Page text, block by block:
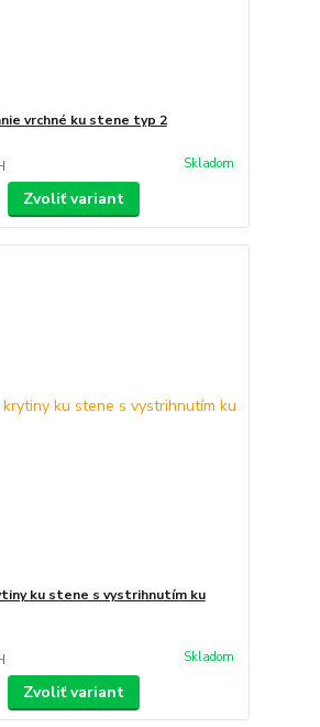
vrchné ku stene typ 2
Skladom
Zvoliť variant
ku stene s vystrihnutím ku
Skladom
Zvoliť variant